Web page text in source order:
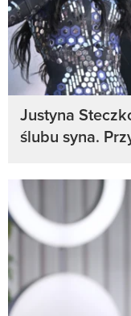
Justyna
ślubu syna.